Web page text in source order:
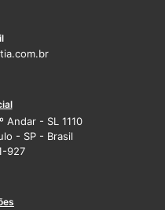
Andar - SL 1110
- SP - Brasil
927